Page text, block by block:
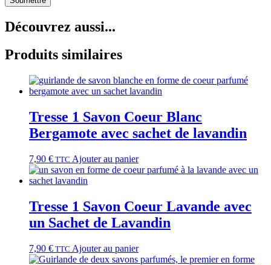
Découvrez aussi...
Produits similaires
Tresse 1 Savon Coeur Blanc
Bergamote avec sachet de lavandin
7,90 € TTC Ajouter au panier
Tresse 1 Savon Coeur Lavande avec
un Sachet de Lavandin
7,90 € TTC Ajouter au panier